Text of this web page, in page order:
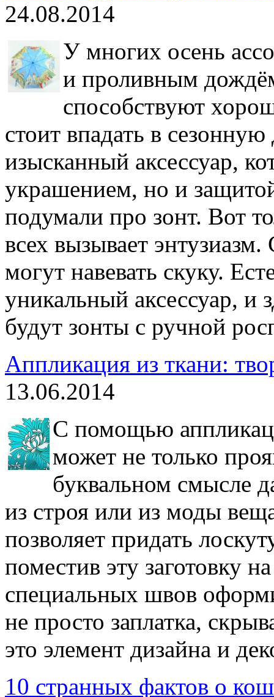
24.08.2014
У многих осень
и проливным
способствуют
стоит впадать в
изысканный аксессуар,
украшением, но и
подумали про зонт. Вот
всех вызывает
могут навевать скуку.
уникальный аксессуар,
будут зонты с ручной
Аппликация из ткани:
13.06.2014
С помощью
может не только
буквальном смысле
из строя или из моды
позволяет придать
поместив эту заготовку
специальных швов
не просто заплатка,
это элемент дизайна и
10 странных фактов о